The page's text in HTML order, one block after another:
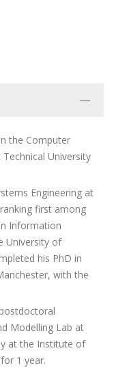
the Computer
University
Engineering at
first among
Information
University of
his PhD in
with the
Modelling Lab at
at the Institute of
1 year.